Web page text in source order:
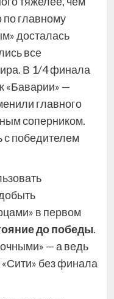
главному
досталась
все
В 1/4 финала
«Баварии» —
главного
соперником.
с победителем
в первом
до победы.
— а ведь
без финала